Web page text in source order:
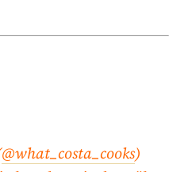
@what_costa_cooks)